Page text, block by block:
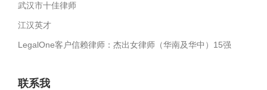
武汉市十佳律师
江汉英才
LegalOne客户信赖律师：杰出女律师（华南及华中）15强
联系我